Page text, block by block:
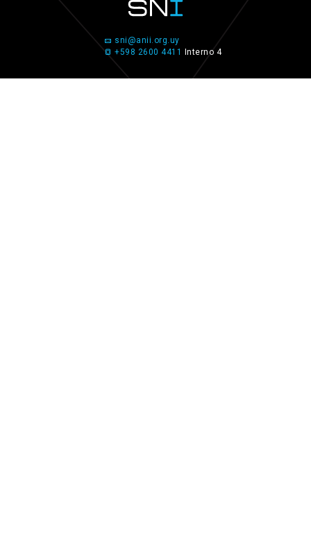
sni@anii.org.uy
+598 2600 4411
Interno 4